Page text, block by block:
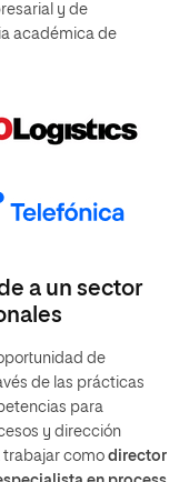
y de
académica de
a un sector
de
de las prácticas
para
y dirección
trabajar como director